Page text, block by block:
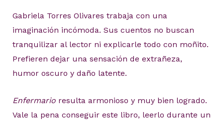
Gabriela Torres Olivares trabaja con una
imaginación incómoda. Sus cuentos no buscan
tranquilizar al lector ni explicarle todo con moñito.
Prefieren dejar una sensación de extrañeza,
humor oscuro y daño latente.
Enfermarioresulta armonioso y muy bien logrado.
Vale la pena conseguir este libro, leerlo durante un